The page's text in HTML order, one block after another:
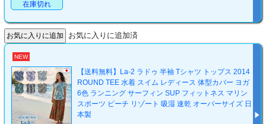
在庫切れ
お気に入りに追加済
NEW
【送料無料】La-2 ラドゥ 半袖 Tシャツ トップス 2014
ROUND TEE 水着 スイム レディース 体型カバー ヨガ
6色 ランニング サーフィン SUP フィットネス マリン
スポーツ ビーチ リゾート 吸湿 速乾 オーバーサイズ 日
本製